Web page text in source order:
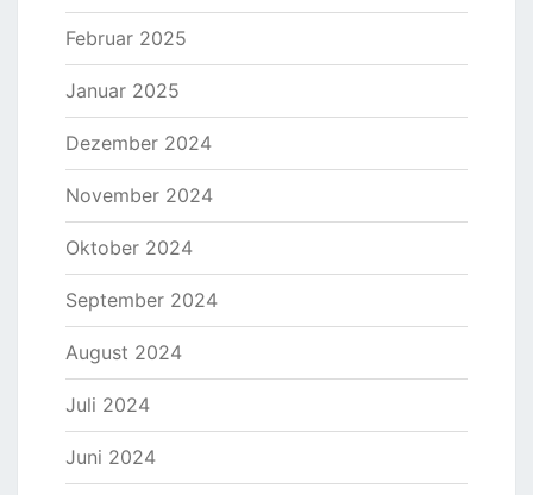
Februar 2025
Januar 2025
Dezember 2024
November 2024
Oktober 2024
September 2024
August 2024
Juli 2024
Juni 2024